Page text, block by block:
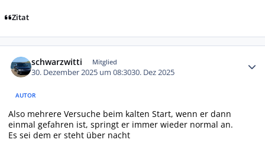
Zitat
schwarzwitti Mitglied
30. Dezember 2025 um 08:3030. Dez 2025
AUTOR
Also mehrere Versuche beim kalten Start, wenn er dann
einmal gefahren ist, springt er immer wieder normal an.
Es sei dem er steht über nacht